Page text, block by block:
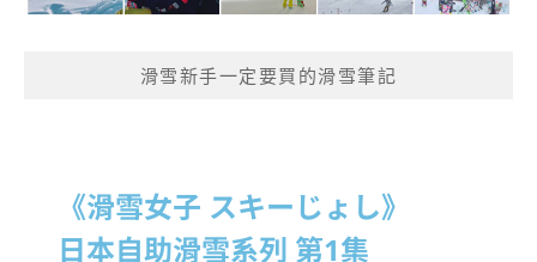
滑雪新手一定要買的滑雪筆記